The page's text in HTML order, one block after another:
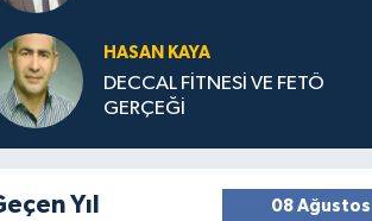
HASAN KAYA
DECCAL FİTNESİ VE FETÖ
GERÇEĞİ
Yıl
08 Ağustos